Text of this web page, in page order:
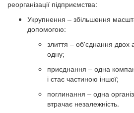
реорганізації підприємства:
Укрупнення – збільшення
допомогою:
злиття – об'єднання двох
одну;
приєднання – одна
і стає частиною іншої;
поглинання – одна
втрачає незалежність.